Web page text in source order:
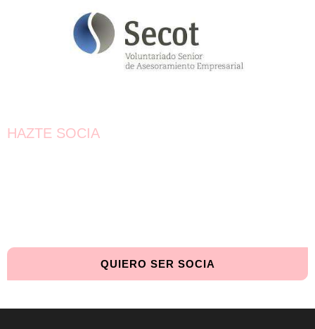
HAZTE SOCIA
QUIERO SER SOCIA